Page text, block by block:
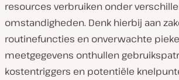
resources verbruiken onder
omstandigheden. Denk hierbij aan
routinefuncties en onverwachte
meetgegevens onthullen
kostentriggers en potentiële